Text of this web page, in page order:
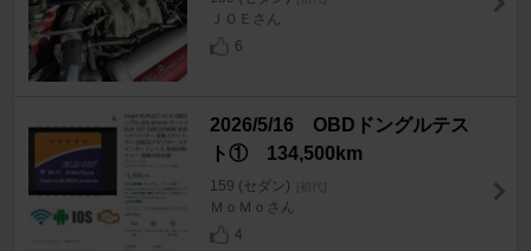
ＪＯＥさん
6
2026/5/16 OBDドングルテス
ト① 134,500km
159 (セダン) [初代]
ＭｏＭｏさん
4